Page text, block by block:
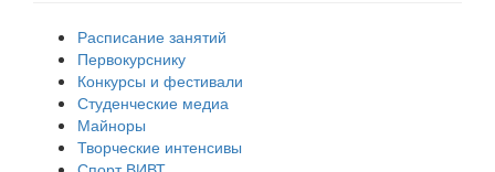
Расписание занятий
Первокурснику
Конкурсы и фестивали
Студенческие медиа
Майноры
Творческие интенсивы